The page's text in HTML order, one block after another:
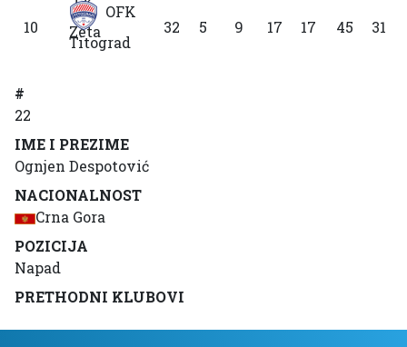
10
OFK
Titograd
32 5 9 17 17 45 31
#
22
IME I PREZIME
Ognjen Despotović
NACIONALNOST
Crna Gora
POZICIJA
Napad
PRETHODNI KLUBOVI